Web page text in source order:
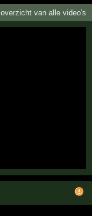
overzicht van alle video's